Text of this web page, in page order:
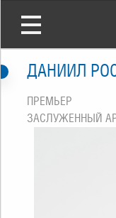
ДАНИИЛ
ПРЕМЬЕР
ЗАСЛУЖЕННЫЙ